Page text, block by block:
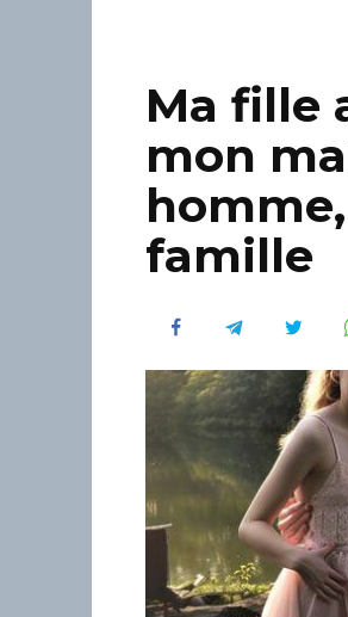
Ma fille
mon
famille